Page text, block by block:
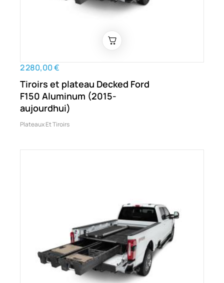
2 280,00 €
Tiroirs et plateau Decked Ford
F150 Aluminum (2015-
aujourdhui)
Plateaux Et Tiroirs